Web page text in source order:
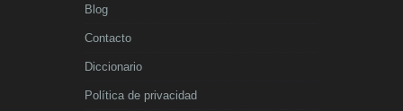
Blog
Contacto
Diccionario
Política de privacidad